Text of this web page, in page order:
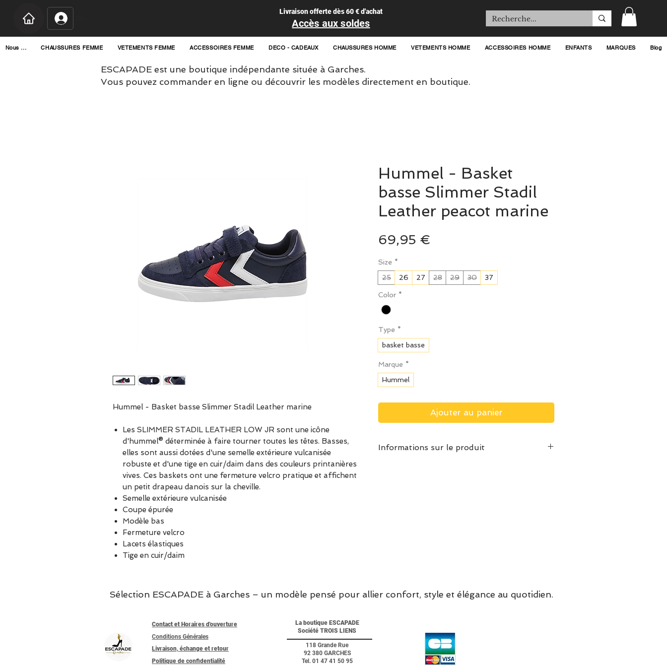
Livraison offerte dès 60 € d'achat
Accès aux soldes
Nous ... CHAUSSURES FEMME VETEMENTS FEMME ACCESSOIRES FEMME DECO - CADEAUX CHAUSSURES HOMME VETEMENTS HOMME ACCESSOIRES HOMME ENFANTS MARQUES Blog
ESCAPADE est une boutique indépendante située à Garches.
Vous pouvez commander en ligne ou découvrir les modèles directement en boutique.
Hummel - Basket basse Slimmer Stadil Leather marine
Les SLIMMER STADIL LEATHER LOW JR sont une icône
d'hummel® déterminée à faire tourner toutes les têtes. Basses,
elles sont aussi dotées d'une semelle extérieure vulcanisée
robuste et d'une tige en cuir/daim dans des couleurs printanières
vives. Ces baskets ont une fermeture velcro pratique et affichent
un petit drapeau danois sur la cheville.
Semelle extérieure vulcanisée
Coupe épurée
Modèle bas
Fermeture velcro
Lacets élastiques
Tige en cuir/daim
Hummel - Basket
basse Slimmer Stadil
Leather peacot marine
69,95 €
Size *
25
26 27 28 29 30 37
Color *
Type *
basket basse
Marque *
Hummel
Ajouter au panier
Informations sur le produit
Sélection ESCAPADE à Garches – un modèle pensé pour allier confort, style et élégance au quotidien.
Contact et Horaires d'ouverture
Conditions Générales
Livraison, échange et retour
Politique de confidentialité
La boutique ESCAPADE
Société TROIS LIENS
118 Grande Rue
92 380 GARCHES
Tel. 01 47 41 50 95